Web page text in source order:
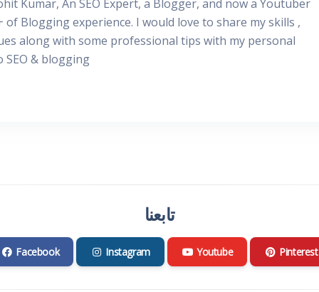
Kumar, An SEO Expert, a Blogger, and now a Youtuber
of Blogging experience. I would love to share my skills ,
along with some professional tips with my personal
SEO & blogging
تابعنا
Facebook Instagram Youtube Pinterest